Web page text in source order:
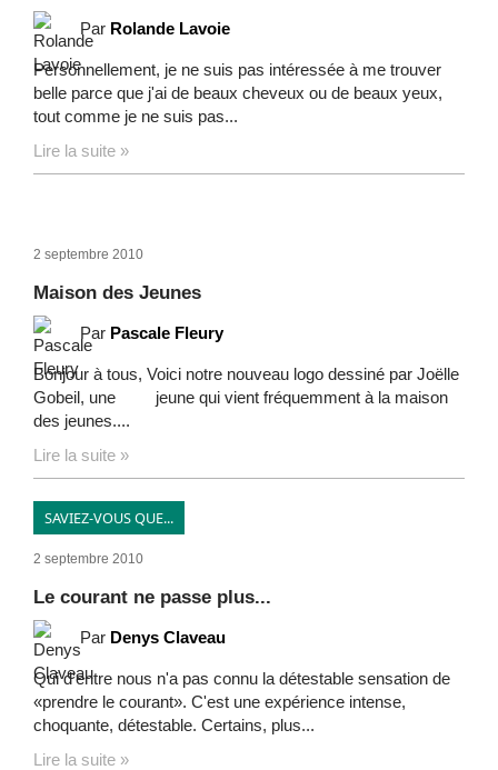
Par Rolande Lavoie
Personnellement, je ne suis pas intéressée à me trouver
belle parce que j'ai de beaux cheveux ou de beaux yeux,
tout comme je ne suis pas...
Lire la suite »
2 septembre 2010
Maison des Jeunes
Par Pascale Fleury
Bonjour à tous, Voici notre nouveau logo dessiné par Joëlle
Gobeil, une jeune qui vient fréquemment à la maison
des jeunes....
Lire la suite »
SAVIEZ-VOUS QUE...
2 septembre 2010
Le courant ne passe plus...
Par Denys Claveau
Qui d'entre nous n'a pas connu la détestable sensation de
«prendre le courant». C'est une expérience intense,
choquante, détestable. Certains, plus...
Lire la suite »